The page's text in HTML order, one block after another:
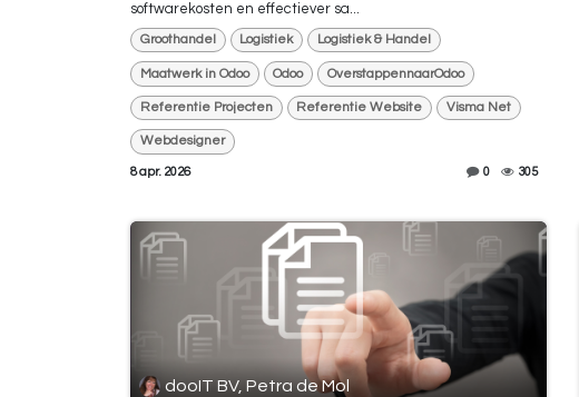
softwarekosten en effectiever sa...
Groothandel Logistiek Logistiek & Handel
Maatwerk in Odoo Odoo OverstappennaarOdoo
Referentie Projecten Referentie Website Visma Net
Webdesigner
8 apr. 2026 0 305
dooIT BV, Petra de Mol